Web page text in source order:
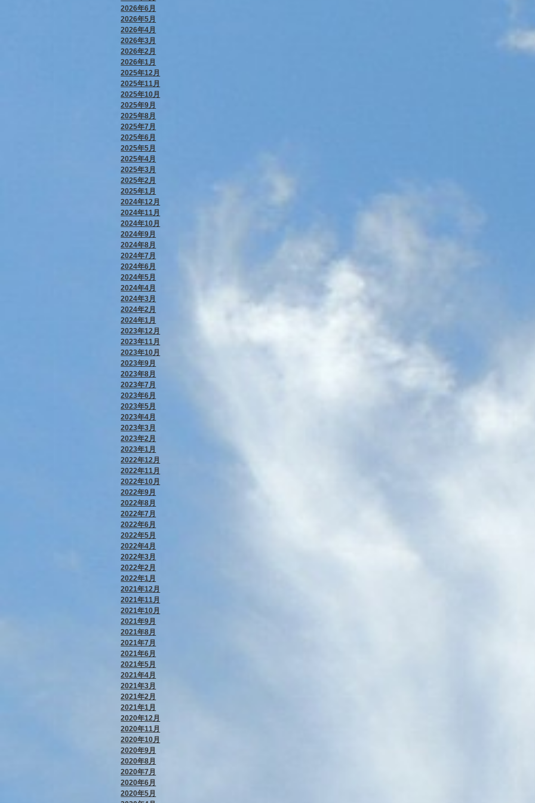
2026年6月
2026年5月
2026年4月
2026年3月
2026年2月
2026年1月
2025年12月
2025年11月
2025年10月
2025年9月
2025年8月
2025年7月
2025年6月
2025年5月
2025年4月
2025年3月
2025年2月
2025年1月
2024年12月
2024年11月
2024年10月
2024年9月
2024年8月
2024年7月
2024年6月
2024年5月
2024年4月
2024年3月
2024年2月
2024年1月
2023年12月
2023年11月
2023年10月
2023年9月
2023年8月
2023年7月
2023年6月
2023年5月
2023年4月
2023年3月
2023年2月
2023年1月
2022年12月
2022年11月
2022年10月
2022年9月
2022年8月
2022年7月
2022年6月
2022年5月
2022年4月
2022年3月
2022年2月
2022年1月
2021年12月
2021年11月
2021年10月
2021年9月
2021年8月
2021年7月
2021年6月
2021年5月
2021年4月
2021年3月
2021年2月
2021年1月
2020年12月
2020年11月
2020年10月
2020年9月
2020年8月
2020年7月
2020年6月
2020年5月